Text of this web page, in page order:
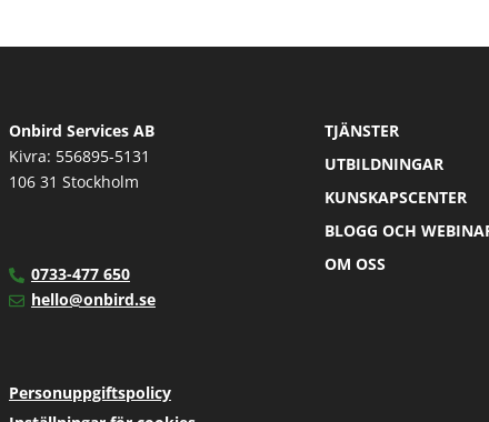
Onbird Services AB
Kivra: 556895-5131
106 31 Stockholm
0733-477 650
hello@onbird.se
Personuppgiftspolicy
TJÄNSTER
UTBILDNINGAR
KUNSKAPSCENTER
BLOGG OCH
OM OSS